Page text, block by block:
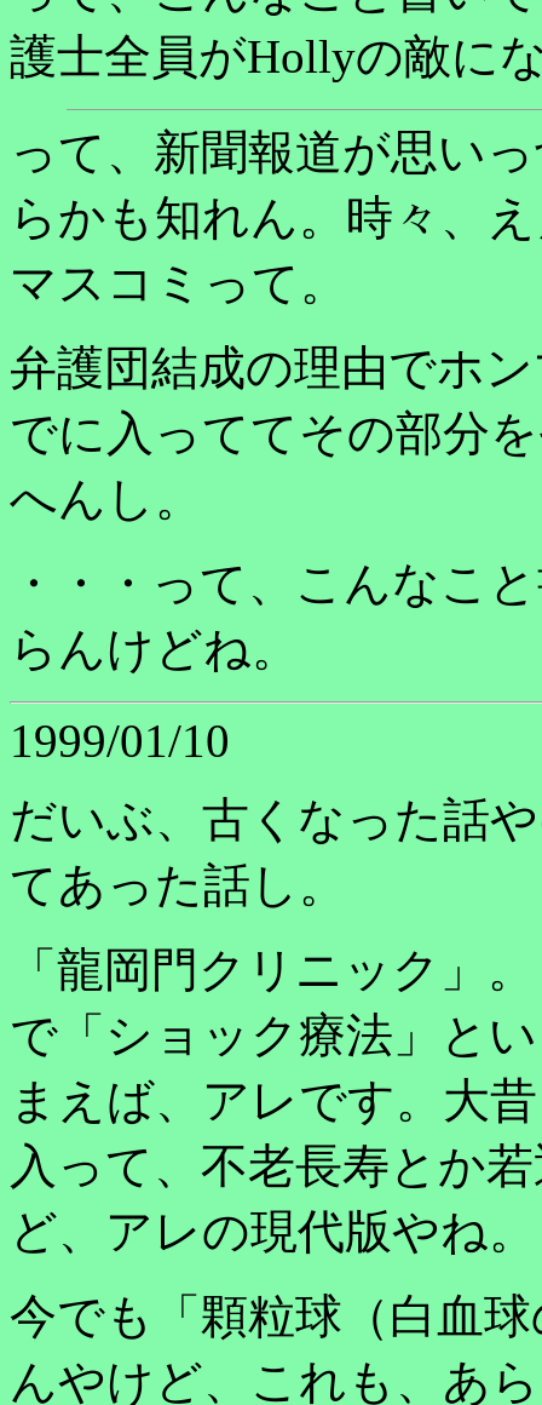
護士全員がHollyの敵に
って、新聞報道が思い
らかも知れん。時々、
マスコミって。
弁護団結成の理由でホ
でに入っててその部分
へんし。
・・・って、こんなこ
らんけどね。
1999/01/10
だいぶ、古くなった話
てあった話し。
「龍岡門クリニック」
で「ショック療法」と
まえば、アレです。大
入って、不老長寿とか
ど、アレの現代版やね。
今でも「顆粒球（白血
んやけど、これも、あ